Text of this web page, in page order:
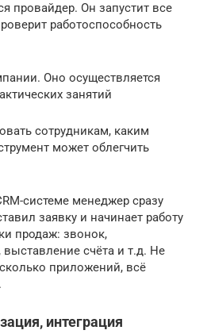
провайдер. Он запустит все
работоспособность
Оно осуществляется
занятий
сотрудникам, каким
может облегчить
системе менеджер сразу
заявку и начинает работу
продаж: звонок,
счёта и т.д. Не
приложений, всё
интеграция